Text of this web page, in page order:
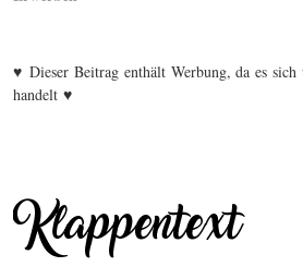
♥ Dieser Beitrag enthält Werbung, da es sich
handelt ♥